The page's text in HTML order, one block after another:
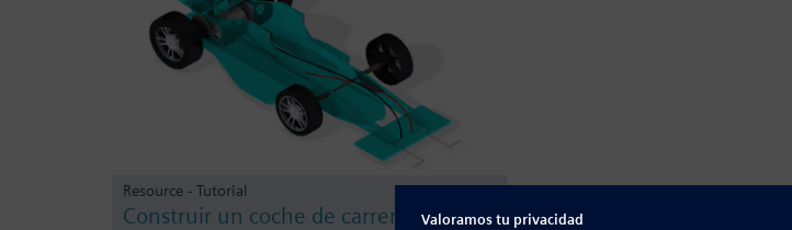
Resource - Tutorial
Construir un coche de carreras